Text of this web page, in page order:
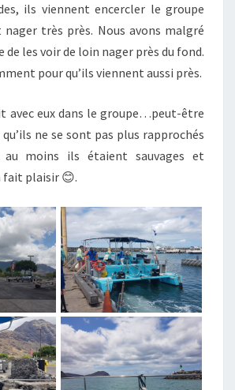
ils viennent encercler le groupe
très près. Nous avons malgré
de les voir de loin nager près du fond.
pour qu’ils viennent aussi près.
avec eux dans le groupe…peut-être
ne se sont pas plus rapprochés
moins ils étaient sauvages et
fait plaisir 😊.